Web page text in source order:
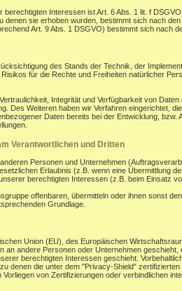
Interessen ist Art. 6 Abs. 1 lit. f DSGVO.
sie erhoben wurden, bestimmt sich nach den
Art. 9 Abs. 1 DSGVO) bestimmt sich nach
des Stands der Technik, der
für die Rechte und Freiheiten natürlicher
Integrität und Verfügbarkeit von
Des Weiteren haben wir Verfahren eingerichtet,
Daten bereits bei der Entwicklung,
Verantwortlichen und Dritten
Personen und Unternehmen
Erlaubnis (z.B. wenn eine Übermittlung
berechtigten Interessen (z.B. beim Einsatz
offenbaren, übermitteln oder ihnen sonst
Grundlage.
Union (EU), des Europäischen
an andere Personen oder Unternehmen
berechtigten Interessen geschieht.
denen die unter dem "Privacy-Shield"
von Zertifizierungen oder verbindlichen